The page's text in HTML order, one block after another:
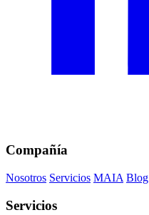
Compañía
Nosotros Servicios MAIA Blog
Servicios